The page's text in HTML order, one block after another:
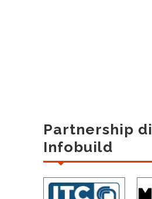
Partnership di
Infobuild